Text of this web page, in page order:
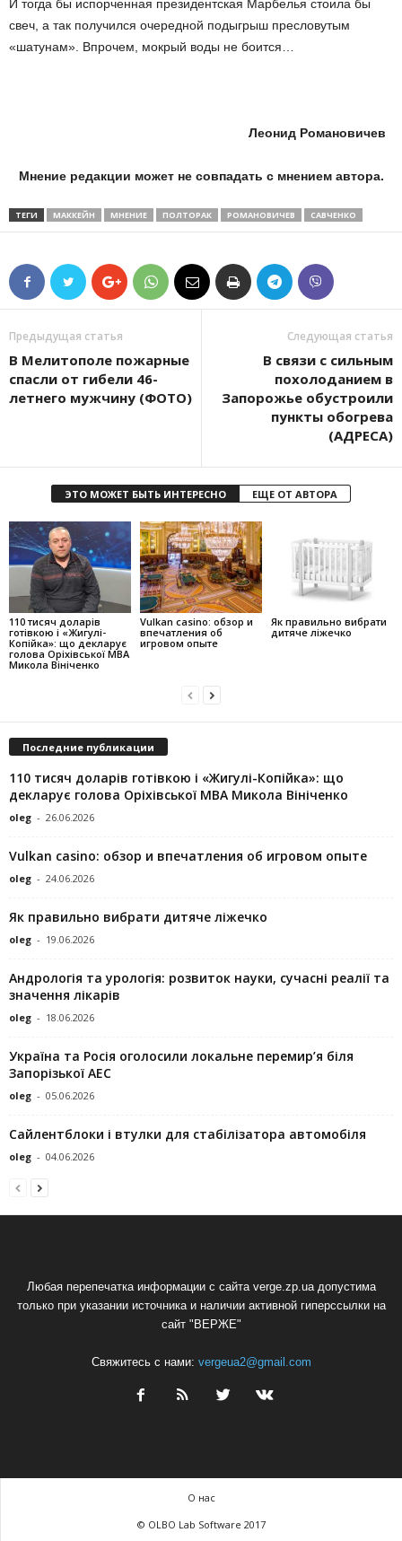
И тогда бы испорченная президентская Марбелья стоила бы
свеч, а так получился очередной подыгрыш пресловутым
«шатунам». Впрочем, мокрый воды не боится…
Леонид Романовичев
Мнение редакции может не совпадать с мнением автора.
ТЕГИ МАККЕЙН МНЕНИЕ ПОЛТОРАК РОМАНОВИЧЕВ САВЧЕНКО
Предыдущая статья
В Мелитополе пожарные
спасли от гибели 46-
летнего мужчину (ФОТО)
Следующая статья
В связи с сильным
похолоданием в
Запорожье обустроили
пункты обогрева
(АДРЕСА)
ЭТО МОЖЕТ БЫТЬ ИНТЕРЕСНО ЕЩЕ ОТ АВТОРА
110 тисяч доларів
готівкою і «Жигулі-
Копійка»: що декларує
голова Оріхівської МВА
Микола Вініченко
Vulkan casino: обзор и
впечатления об
игровом опыте
Як правильно вибрати
дитяче ліжечко
Последние публикации
110 тисяч доларів готівкою і «Жигулі-Копійка»: що
декларує голова Оріхівської МВА Микола Вініченко
oleg - 26.06.2026
Vulkan casino: обзор и впечатления об игровом опыте
oleg - 24.06.2026
Як правильно вибрати дитяче ліжечко
oleg - 19.06.2026
Андрологія та урологія: розвиток науки, сучасні реалії та
значення лікарів
oleg - 18.06.2026
Україна та Росія оголосили локальне перемир’я біля
Запорізької АЕС
oleg - 05.06.2026
Сайлентблоки і втулки для стабілізатора автомобіля
oleg - 04.06.2026
Любая перепечатка информации с сайта verge.zp.ua допустима
только при указании источника и наличии активной гиперссылки на
сайт "ВЕРЖЕ"
Свяжитесь с нами: vergeua2@gmail.com
О нас
© OLBO Lab Software 2017